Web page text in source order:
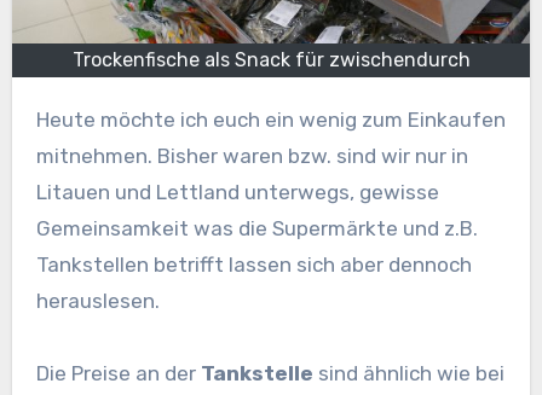
Trockenfische als Snack für zwischendurch
Heute möchte ich euch ein wenig zum Einkaufen
mitnehmen. Bisher waren bzw. sind wir nur in
Litauen und Lettland unterwegs, gewisse
Gemeinsamkeit was die Supermärkte und z.B.
Tankstellen betrifft lassen sich aber dennoch
herauslesen.
Die Preise an der Tankstelle sind ähnlich wie bei